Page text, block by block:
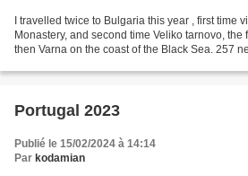
I travelled twice to Bulgaria this year , first time
Monastery, and second time Veliko tarnovo, the
then Varna on the coast of the Black Sea. 257
Portugal 2023
Publié le 15/02/2024 à 14:14
Par kodamian